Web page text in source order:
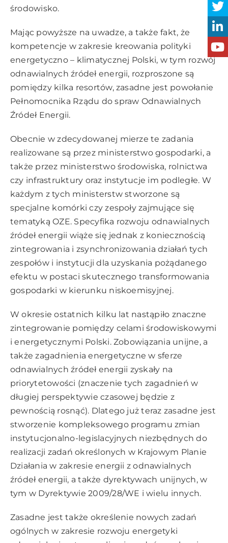
środowisko.
Mając powyższe na uwadze, a także fakt, że
kompetencje w zakresie kreowania polityki
energetyczno – klimatycznej Polski, w tym rozwój
odnawialnych źródeł energii, rozproszone są
pomiędzy kilka resortów, zasadne jest powołanie
Pełnomocnika Rządu do spraw Odnawialnych
Źródeł Energii.
Obecnie w zdecydowanej mierze te zadania
realizowane są przez ministerstwo gospodarki, a
także przez ministerstwo środowiska, rolnictwa
czy infrastruktury oraz instytucje im podległe. W
każdym z tych ministerstw stworzone są
specjalne komórki czy zespoły zajmujące się
tematyką OZE. Specyfika rozwoju odnawialnych
źródeł energii wiąże się jednak z koniecznością
zintegrowania i zsynchronizowania działań tych
zespołów i instytucji dla uzyskania pożądanego
efektu w postaci skutecznego transformowania
gospodarki w kierunku niskoemisyjnej.
W okresie ostatnich kilku lat nastąpiło znaczne
zintegrowanie pomiędzy celami środowiskowymi
i energetycznymi Polski. Zobowiązania unijne, a
także zagadnienia energetyczne w sferze
odnawialnych źródeł energii zyskały na
priorytetowości (znaczenie tych zagadnień w
długiej perspektywie czasowej będzie z
pewnością rosnąć). Dlatego już teraz zasadne jest
stworzenie kompleksowego programu zmian
instytucjonalno-legislacyjnych niezbędnych do
realizacji zadań określonych w Krajowym Planie
Działania w zakresie energii z odnawialnych
źródeł energii, a także dyrektywach unijnych, w
tym w Dyrektywie 2009/28/WE i wielu innych.
Zasadne jest także określenie nowych zadań
ogólnych w zakresie rozwoju energetyki